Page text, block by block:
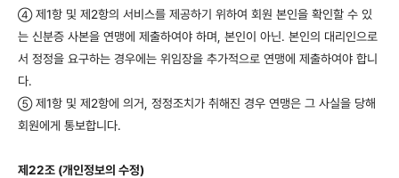
④제1항 및 제2항의 서비스를 제공하기 위하여 회원 본인을 확인할 수 있
는 신분증 사본을 연맹에 제출하여야 하며, 본인이 아닌. 본인의 대리인으로
서 정정을 요구하는 경우에는 위임장을 추가적으로 연맹에 제출하여야 합니
다.
⑤제1항 및 제2항에 의거, 정정조치가 취해진 경우 연맹은 그 사실을 당해
회원에게 통보합니다.
제22조 (개인정보의 수정)